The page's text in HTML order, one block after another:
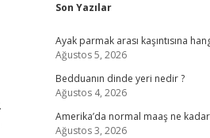
Son Yazılar
Ayak parmak arası kaşıntısına
Ağustos 5, 2026
Bedduanın dinde yeri nedir ?
Ağustos 4, 2026
Amerika’da normal maaş ne kadar
Ağustos 3, 2026